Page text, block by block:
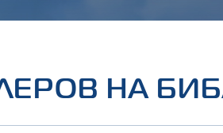
НА